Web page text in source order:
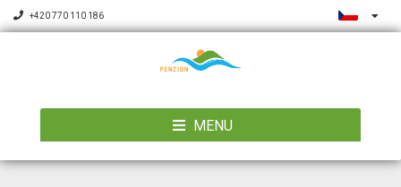
+420 770 110 186
MENU